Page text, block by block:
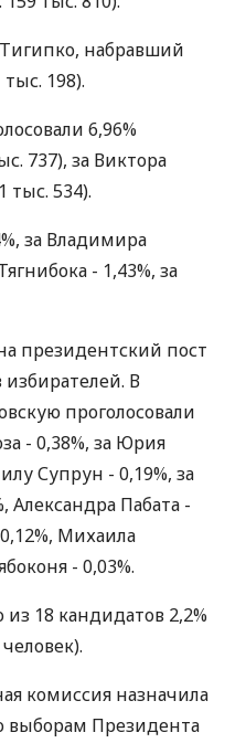
набравший
198).
6,96%
737), за Виктора
тыс. 534).
за Владимира
- 1,43%, за
президентский пост
избирателей. В
проголосовали
- 0,38%, за Юрия
Супрун - 0,19%, за
Александра Пабата -
Михаила
- 0,03%.
18 кандидатов 2,2%
комиссия назначила
выборам Президента